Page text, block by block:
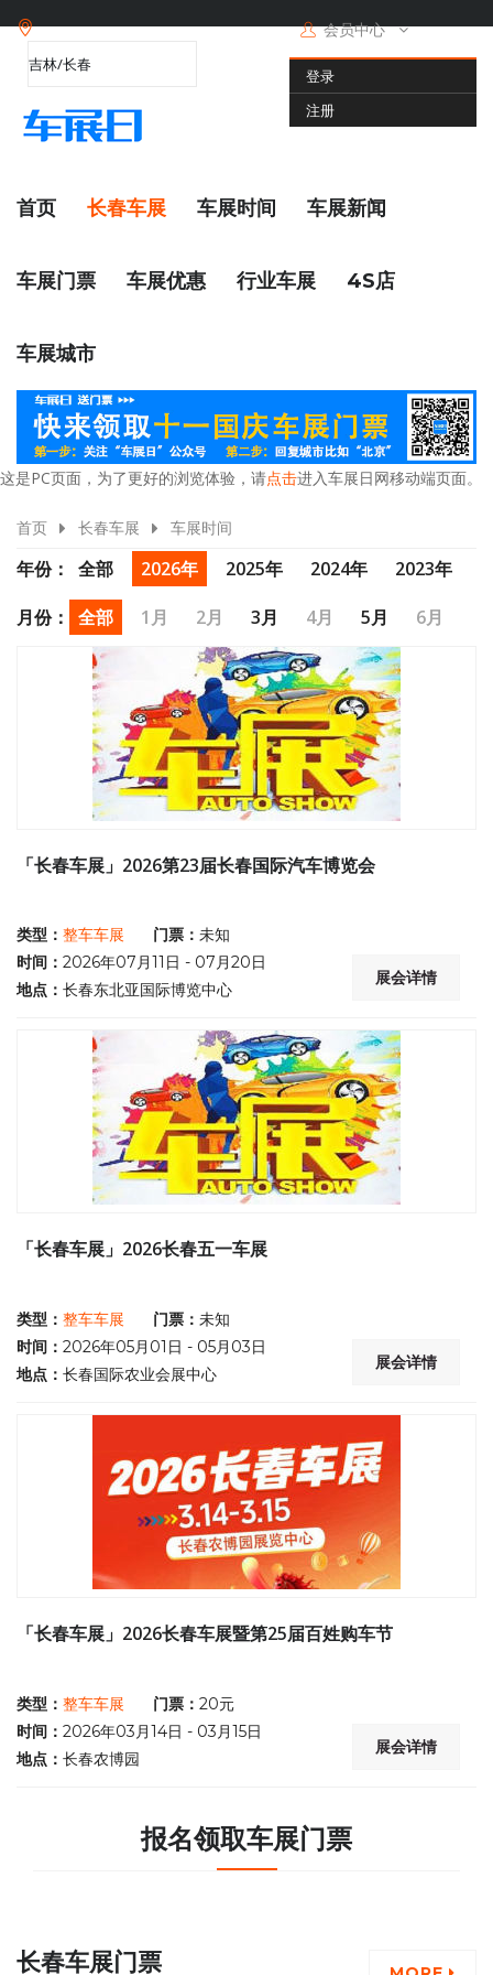
会员中心
登录
注册
首页 长春车展 车展时间 车展新闻
车展门票 车展优惠 行业车展 4S店
车展城市
这是PC页面，为了更好的浏览体验，请点击进入车展日网移动端页面。
首页 长春车展 车展时间
年份： 全部 2026年 2025年 2024年
2023年
2022年
2021年 2020年
月份： 全部 1月 2月 3月 4月 5月
6月
8月 10月 11月 12月
「长春车展」2026第23届长春国际汽车博览会
类型： 整车车展 门票： 未知
时间： 2026年07月11日 - 07月20日
地点： 长春东北亚国际博览中心
展会详情
「长春车展」2026长春五一车展
类型： 整车车展 门票： 未知
时间： 2026年05月01日 - 05月03日
地点： 长春国际农业会展中心
展会详情
「长春车展」2026长春车展暨第25届百姓购车节
类型： 整车车展 门票： 20元
时间： 2026年03月14日 - 03月15日
地点： 长春农博园
展会详情
报名领取车展门票
长春车展门票